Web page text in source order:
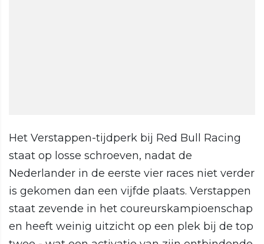
Het Verstappen-tijdperk bij Red Bull Racing
staat op losse schroeven, nadat de
Nederlander in de eerste vier races niet verder
is gekomen dan een vijfde plaats. Verstappen
staat zevende in het coureurskampioenschap
en heeft weinig uitzicht op een plek bij de top